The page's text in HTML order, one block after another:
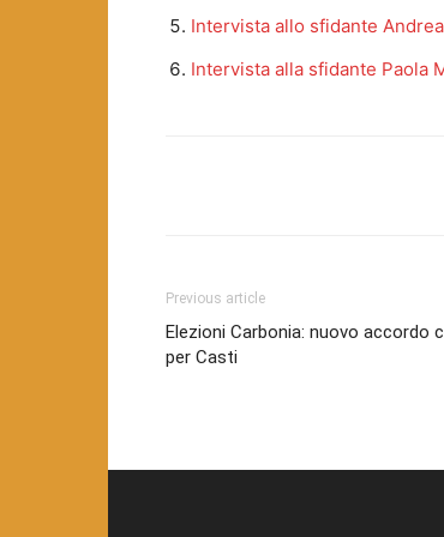
Intervista allo sfidante
Intervista alla sfidante Paola
Previous article
Elezioni Carbonia: nuovo accordo
per Casti